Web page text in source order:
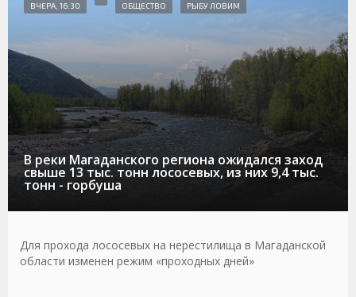
В реки Магаданского региона ожидался заход
свыше 13 тыс. тонн лососевых, из них 9,4 тыс.
тонн - горбуша
ВЧЕРА, 16:30 ОБЩЕСТВО РЫБУ ЛОВИМ
Для прохода лососевых на нерестилища в Магаданской
области изменен режим «проходных дней»